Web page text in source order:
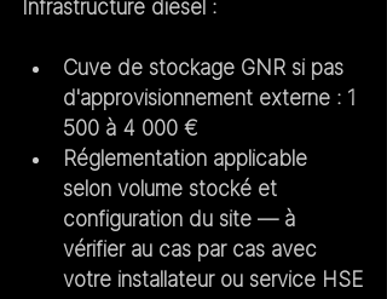
Infrastructure diesel :
Cuve de stockage GNR si pas
d'approvisionnement externe : 1
500 à 4 000 €
Réglementation applicable
selon volume stocké et
configuration du site — à
vérifier au cas par cas avec
votre installateur ou service HSE